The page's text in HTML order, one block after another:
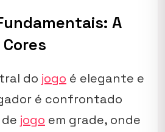
A
do jogo é elegante e
é confrontado
jogo em grade, onde